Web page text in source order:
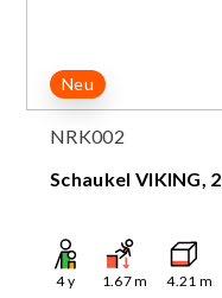
Neu
NRK002
Schaukel VIKING,
4y 1.67m 4.21 m